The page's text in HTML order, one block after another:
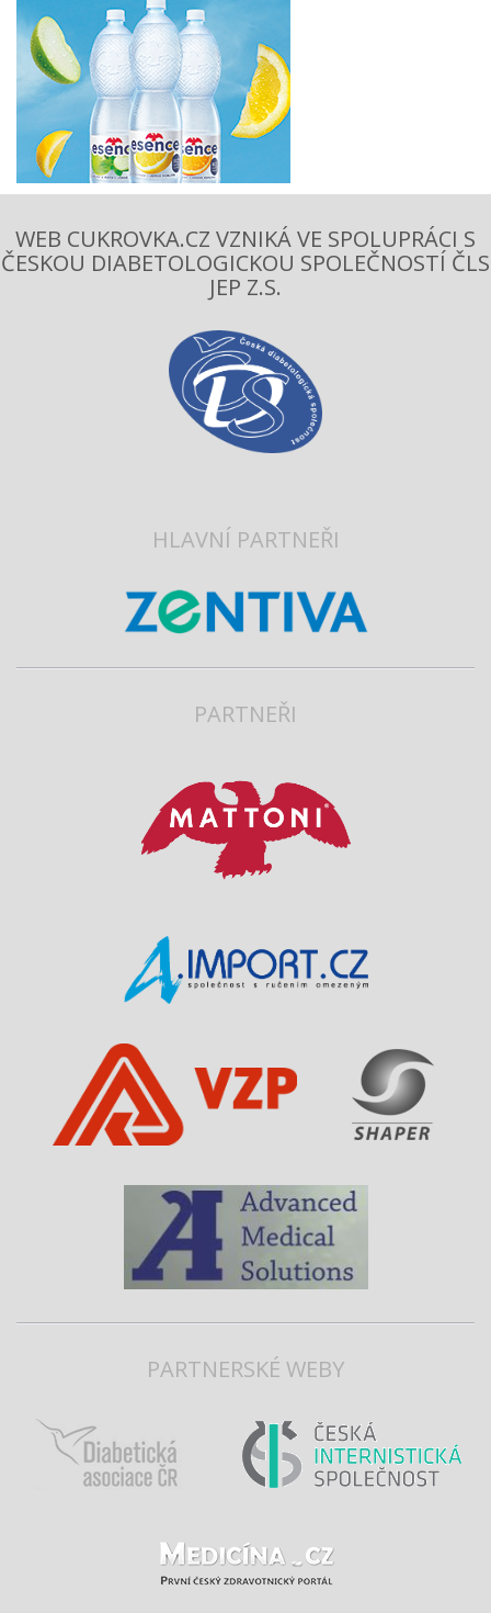
WEB CUKROVKA.CZ VZNIKÁ VE SPOLUPRÁCI S
ČESKOU DIABETOLOGICKOU SPOLEČNOSTÍ ČLS
JEP Z.S.
HLAVNÍ PARTNEŘI
PARTNEŘI
PARTNERSKÉ WEBY